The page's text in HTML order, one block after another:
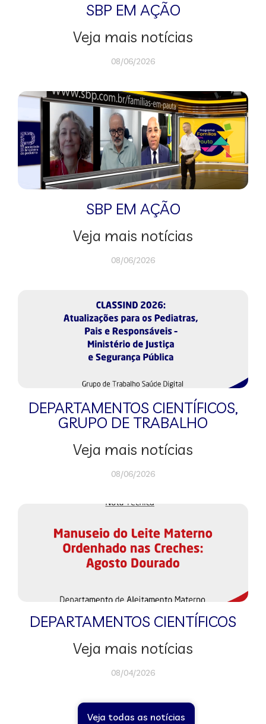
SBP EM AÇÃO
Veja mais notícias
08/06/2026
SBP EM AÇÃO
Veja mais notícias
08/06/2026
DEPARTAMENTOS CIENTÍFICOS,
GRUPO DE TRABALHO
Veja mais notícias
08/06/2026
DEPARTAMENTOS CIENTÍFICOS
Veja mais notícias
08/04/2026
Veja todas as notícias